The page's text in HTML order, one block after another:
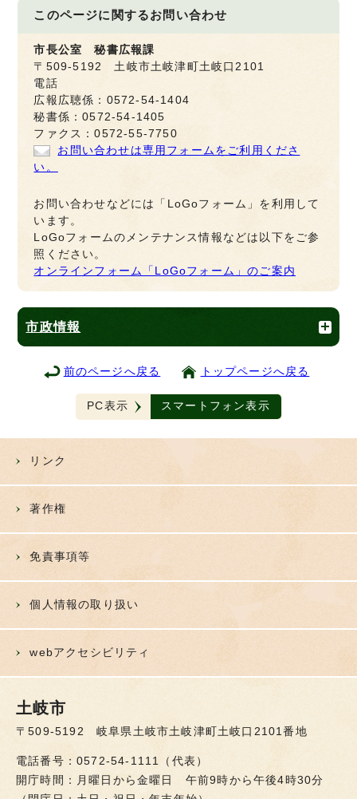
このページに関するお問い合わせ
市長公室 秘書広報課
〒509-5192 土岐市土岐津町土岐口2101
電話
広報広聴係：0572-54-1404
秘書係：0572-54-1405
ファクス：0572-55-7750
お問い合わせは専用フォームをご利用くださ
い。
お問い合わせなどには「LoGoフォーム」を利用して
います。
LoGoフォームのメンテナンス情報などは以下をご参
照ください。
オンラインフォーム「LoGoフォーム」のご案内
市政情報
前のページへ戻る トップページへ戻る
PC表示 スマートフォン表示
リンク
著作権
免責事項等
個人情報の取り扱い
webアクセシビリティ
土岐市
〒509-5192 岐阜県土岐市土岐津町土岐口2101番地
電話番号：0572-54-1111（代表）
開庁時間：月曜日から金曜日 午前9時から午後4時30分